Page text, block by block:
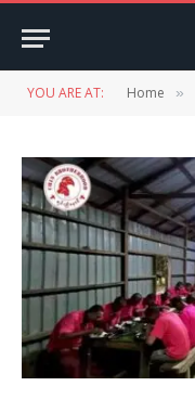
YOU ARE AT: Home »